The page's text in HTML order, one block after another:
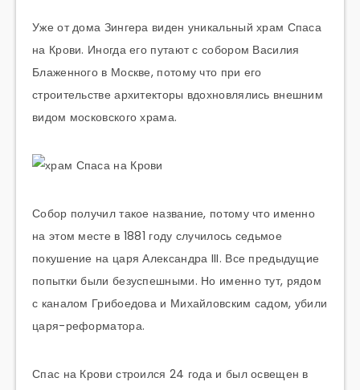
Уже от дома Зингера виден уникальный храм Спаса
на Крови. Иногда его путают с собором Василия
Блаженного в Москве, потому что при его
строительстве архитекторы вдохновлялись внешним
видом московского храма.
Собор получил такое название, потому что именно
на этом месте в 1881 году случилось седьмое
покушение на царя Александра III. Все предыдущие
попытки были безуспешными. Но именно тут, рядом
с каналом Грибоедова и Михайловским садом, убили
царя-реформатора.
Спас на Крови строился 24 года и был освещен в